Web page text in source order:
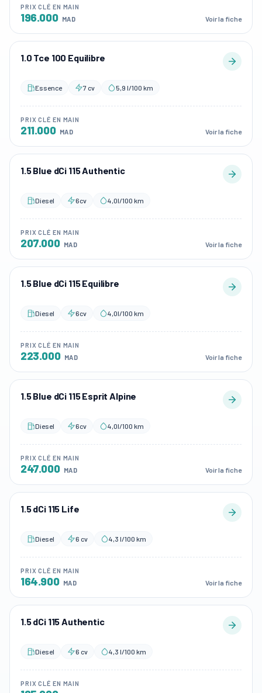
PRIX CLÉ EN MAIN
196.000 MAD Voir la fiche
1.0 Tce 100 Equilibre
Essence 7 cv 5,9 l/100 km
PRIX CLÉ EN MAIN
211.000 MAD Voir la fiche
1.5 Blue dCi 115 Authentic
Diesel 6cv 4,0l/100 km
PRIX CLÉ EN MAIN
207.000 MAD Voir la fiche
1.5 Blue dCi 115 Equilibre
Diesel 6cv 4,0l/100 km
PRIX CLÉ EN MAIN
223.000 MAD Voir la fiche
1.5 Blue dCi 115 Esprit Alpine
Diesel 6cv 4,0l/100 km
PRIX CLÉ EN MAIN
247.000 MAD Voir la fiche
1.5 dCi 115 Life
Diesel 6 cv 4,3 l/100 km
PRIX CLÉ EN MAIN
164.900 MAD Voir la fiche
1.5 dCi 115 Authentic
Diesel 6 cv 4,3 l/100 km
PRIX CLÉ EN MAIN